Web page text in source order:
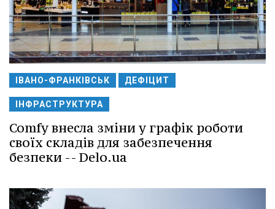
ІВАНО-ФРАНКІВСЬК ДЕФІЦИТ
ІНФРАСТРУКТУРА
Comfy внесла зміни у графік роботи
своїх складів для забезпечення
безпеки -- Delo.ua